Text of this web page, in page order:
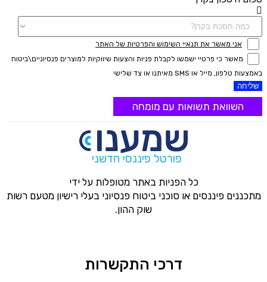
אני מאשר את תנאיי השימוש והפרטיות של האתר
מאשר כי פרטיי ישמשו לקבלת פניות והצעות שיווקיות למוצרים פנסיוניים\ביטוח
באמצעות טלפון, מייל או SMS מאיתנו או צד שלישי
שליחה
השוואת תשואות עם מומחה
פורטל פיננסי חדשני
כל הפניות באתר מטופלות על ידי
מתכננים פיננסים או סוכני ביטוח פנסיוני בעלי רישיון מטעם רשות
שוק ההון.
דרכי התקשרות